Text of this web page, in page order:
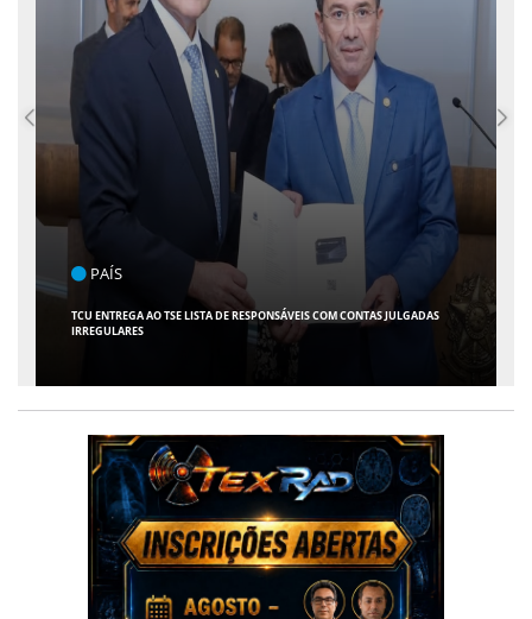
ENTRETENIMENTO
ARACAJU RECEBE ESPETÁCULO INFANTIL "SPIDEY E SEUS AMIGOS" COM
AVENTURA AO VIVO NO TEATRO ATHENEU